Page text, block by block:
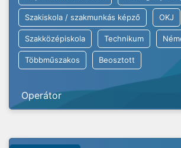
Szakiskola / szakmunkás képző OKJ
Szakközépiskola Technikum
Többműszakos Beosztott
Operátor